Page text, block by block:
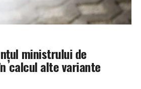
ministrului de
calcul alte variante